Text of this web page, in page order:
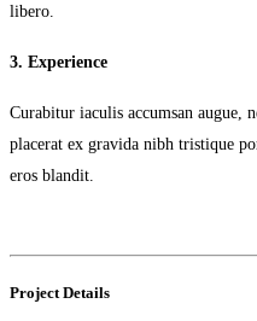
libero.
3. Experience
Curabitur iaculis accumsan augue,
placerat ex gravida nibh tristique
eros blandit.
Project Details